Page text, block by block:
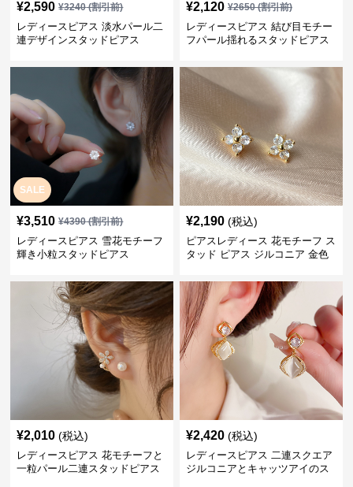
¥2,590 ¥3240(割引前)
レディースピアス 淡水パール二
連デザインスタッドピアス
¥2,120 ¥2650(割引前)
レディースピアス 結び目モチー
フパール揺れるスタッドピアス
SALE
¥3,510 ¥4390(割引前)
レディースピアス 雪花モチーフ
輝き小粒スタッドピアス
¥2,190 (税込)
ピアスレディース 花モチーフ ス
タッド ピアス ジルコニア 金色
¥2,010 (税込)
レディースピアス 花モチーフと
一粒パール二連スタッドピアス
¥2,420 (税込)
レディースピアス 二連スクエア
ジルコニアとキャッツアイのス